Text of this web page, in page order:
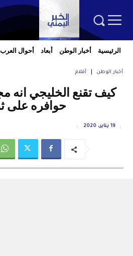
الرئيسية أخبار الوطن أبعاد أحوال العرب
أخبار الوطن أقلام
كيف تقنع الخليجي انه
حوافره على
19 يناير، 2020